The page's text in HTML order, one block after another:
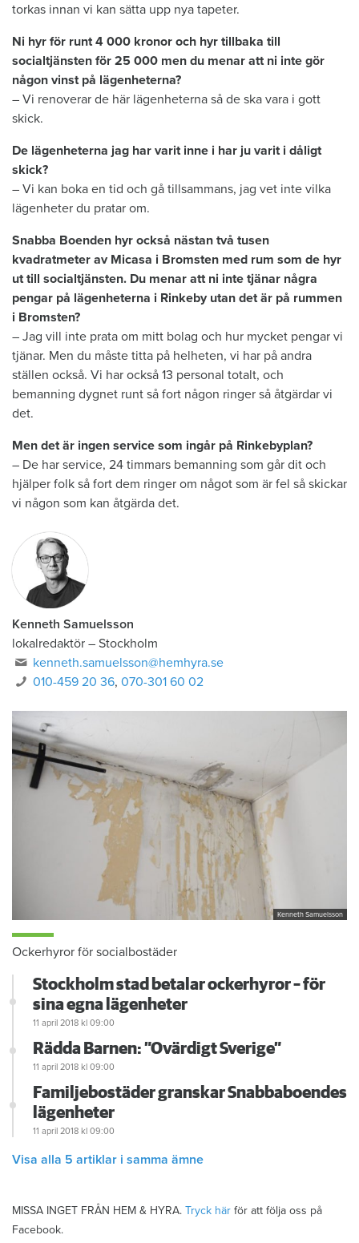
torkas innan vi kan sätta upp nya tapeter.
Ni hyr för runt 4 000 kronor och hyr tillbaka till
socialtjänsten för 25 000 men du menar att ni inte gör
någon vinst på lägenheterna?
– Vi renoverar de här lägenheterna så de ska vara i gott
skick.
De lägenheterna jag har varit inne i har ju varit i dåligt
skick?
– Vi kan boka en tid och gå tillsammans, jag vet inte vilka
lägenheter du pratar om.
Snabba Boenden hyr också nästan två tusen
kvadratmeter av Micasa i Bromsten med rum som de hyr
ut till socialtjänsten. Du menar att ni inte tjänar några
pengar på lägenheterna i Rinkeby utan det är på rummen
i Bromsten?
– Jag vill inte prata om mitt bolag och hur mycket pengar vi
tjänar. Men du måste titta på helheten, vi har på andra
ställen också. Vi har också 13 personal totalt, och
bemanning dygnet runt så fort någon ringer så åtgärdar vi
det.
Men det är ingen service som ingår på Rinkebyplan?
– De har service, 24 timmars bemanning som går dit och
hjälper folk så fort dem ringer om något som är fel så skickar
vi någon som kan åtgärda det.
Kenneth Samuelsson
lokalredaktör – Stockholm
kenneth.samuelsson@hemhyra.se
010-459 20 36,070-301 60 02
Kenneth Samuelsson
Ockerhyror för socialbostäder
Stockholm stad betalar ockerhyror – för
sina egna lägenheter
11 april 2018 kl 09:00
Rädda Barnen: ”Ovärdigt Sverige”
11 april 2018 kl 09:00
Familjebostäder granskar Snabbaboendes
lägenheter
11 april 2018 kl 09:00
Visa alla 5 artiklar i samma ämne
MISSA INGET FRÅN HEM & HYRA. Tryck här för att följa oss på
Facebook.